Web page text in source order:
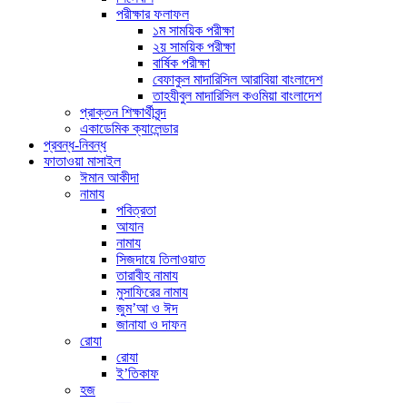
পরীক্ষার ফলাফল
১ম সাময়িক পরীক্ষা
২য় সাময়িক পরীক্ষা
বার্ষিক পরীক্ষা
বেফাকুল মাদারিসিল আরাবিয়া বাংলাদেশ
তাহযীবুল মাদারিসিল কওমিয়া বাংলাদেশ
প্রাক্তন শিক্ষার্থীবৃন্দ
একাডেমিক ক্যালেন্ডার
প্রবন্ধ-নিবন্ধ
ফাতাওয়া মাসাইল
ঈমান আকীদা
নামায
পবিত্রতা
আযান
নামায
সিজদায়ে তিলাওয়াত
তারাবীহ নামায
মুসাফিরের নামায
জুম’আ ও ঈদ
জানাযা ও দাফন
রোযা
রোযা
ই’তিকাফ
হজ